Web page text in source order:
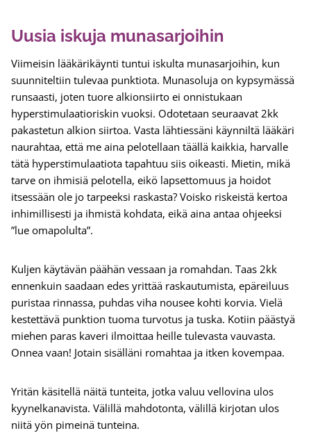
Uusia iskuja munasarjoihin
Viimeisin lääkärikäynti tuntui iskulta munasarjoihin, kun
suunniteltiin tulevaa punktiota. Munasoluja on kypsymässä
runsaasti, joten tuore alkionsiirto ei onnistukaan
hyperstimulaatioriskin vuoksi. Odotetaan seuraavat 2kk
pakastetun alkion siirtoa. Vasta lähtiessäni käynniltä lääkäri
naurahtaa, että me aina pelotellaan täällä kaikkia, harvalle
tätä hyperstimulaatiota tapahtuu siis oikeasti. Mietin, mikä
tarve on ihmisiä pelotella, eikö lapsettomuus ja hoidot
itsessään ole jo tarpeeksi raskasta? Voisko riskeistä kertoa
inhimillisesti ja ihmistä kohdata, eikä aina antaa ohjeeksi
”lue omapolulta”.
Kuljen käytävän päähän vessaan ja romahdan. Taas 2kk
ennenkuin saadaan edes yrittää raskautumista, epäreiluus
puristaa rinnassa, puhdas viha nousee kohti korvia. Vielä
kestettävä punktion tuoma turvotus ja tuska. Kotiin päästyä
miehen paras kaveri ilmoittaa heille tulevasta vauvasta.
Onnea vaan! Jotain sisälläni romahtaa ja itken kovempaa.
Yritän käsitellä näitä tunteita, jotka valuu vellovina ulos
kyynelkanavista. Välillä mahdotonta, välillä kirjotan ulos
niitä yön pimeinä tunteina.